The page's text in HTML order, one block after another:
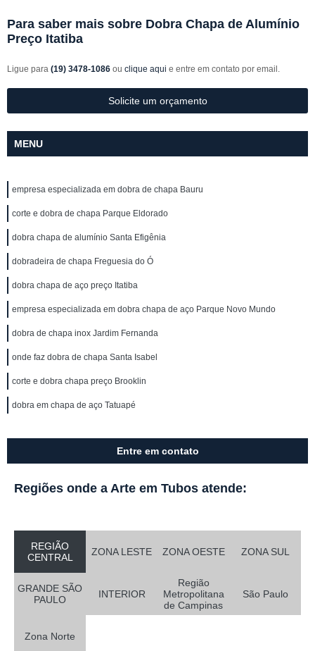
Para saber mais sobre Dobra Chapa de Alumínio
Preço Itatiba
Ligue para (19) 3478-1086 ou clique aqui e entre em contato por email.
Solicite um orçamento
MENU
empresa especializada em dobra de chapa Bauru
corte e dobra de chapa Parque Eldorado
dobra chapa de alumínio Santa Efigênia
dobradeira de chapa Freguesia do Ó
dobra chapa de aço preço Itatiba
empresa especializada em dobra chapa de aço Parque Novo Mundo
dobra de chapa inox Jardim Fernanda
onde faz dobra de chapa Santa Isabel
corte e dobra chapa preço Brooklin
dobra em chapa de aço Tatuapé
Entre em contato
Regiões onde a Arte em Tubos atende:
REGIÃO
CENTRAL
ZONA LESTE ZONA OESTE ZONA SUL
GRANDE SÃO
PAULO
INTERIOR
Região
Metropolitana
de Campinas
São Paulo
Zona Norte